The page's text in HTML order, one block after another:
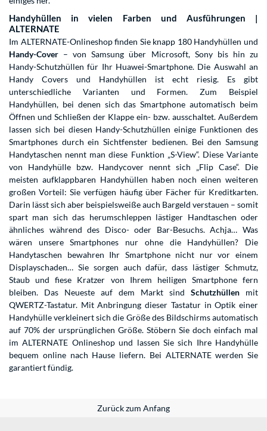
Handyhüllen in vielen Farben und Ausführungen |
ALTERNATE
Im ALTERNATE-Onlineshop finden Sie knapp 180 Handyhüllen und
Handy-Cover – von Samsung über Microsoft, Sony bis hin zu
Handy-Schutzhüllen für Ihr Huawei-Smartphone. Die Auswahl an
Handy Covers und Handyhüllen ist echt riesig. Es gibt
unterschiedliche Varianten und Formen. Zum Beispiel
Handyhüllen, bei denen sich das Smartphone automatisch beim
Öffnen und Schließen der Klappe ein- bzw. ausschaltet. Außerdem
lassen sich bei diesen Handy-Schutzhüllen einige Funktionen des
Smartphones durch ein Sichtfenster bedienen. Bei den Samsung
Handytaschen nennt man diese Funktion „S-View“. Diese Variante
von Handyhülle bzw. Handycover nennt sich „Flip Case“. Die
meisten aufklappbaren Handyhüllen haben noch einen weiteren
großen Vorteil: Sie verfügen häufig über Fächer für Kreditkarten.
Darin lässt sich aber beispielsweiße auch Bargeld verstauen – somit
spart man sich das herumschleppen lästiger Handtaschen oder
ähnliches während des Disco- oder Bar-Besuchs. Achja… Was
wären unsere Smartphones nur ohne die Handyhüllen? Die
Handytaschen bewahren Ihr Smartphone nicht nur vor einem
Displayschaden… Sie sorgen auch dafür, dass lästiger Schmutz,
Staub und fiese Kratzer von Ihrem heiligen Smartphone fern
bleiben. Das Neueste auf dem Markt sind Schutzhüllen mit
QWERTZ-Tastatur. Mit Anbringung dieser Tastatur in Optik einer
Handyhülle verkleinert sich die Größe des Bildschirms automatisch
auf 70% der ursprünglichen Größe. Stöbern Sie doch einfach mal
im ALTERNATE Onlineshop und lassen Sie sich Ihre Handyhülle
bequem online nach Hause liefern. Bei ALTERNATE werden Sie
garantiert fündig.
Zurück zum Anfang